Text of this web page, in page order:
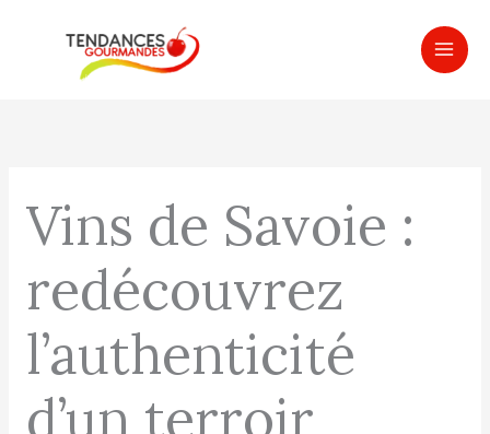
Vins de Savoie :
redécouvrez
l’authenticité
d’un terroir